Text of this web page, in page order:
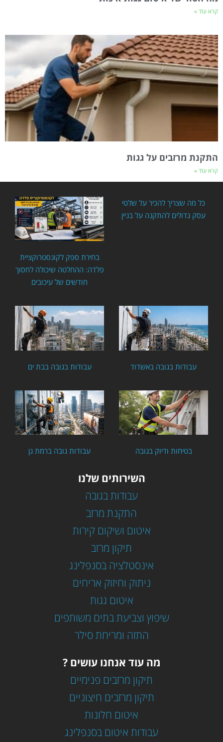
קרא עוד »
התקנת מרזבים על גגות
קרא עוד »
כל מה שצריך להכיר על שלטי
עסק גדולים להתקנה על בניין
בחירת ספק לקונסטרוקציית
פלדה: ההחלטה שיכולה לחסוך
חודשים של עיכובים
עבודות בגובה באשדוד עבודות בגובה בבת ים
בטיחות ודיוק בגובה עבודות גובה ברמת גן
השירותים שלנו
עבודות בגובה
התקנת מרזב
איטום ושיקום קירות
תיקון מרזב
אינסטלציה בסנפלינג
ניתוק וחיזוק אריחים
איטום גגות
שיפוץ וצביעת בתים משותפים
התזה ומריחת סילר
מה עוד אנחנו עושים ?
תיקון מרזבים פנימיים
תיקון מרזבים חיצוניים
איטום חלונות
עבודות איטום בסנפלינג